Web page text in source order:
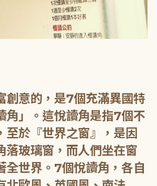
創意的，是7個充滿異國特
角」。這悅讀角是指7個不
至於『世界之窗』，是因
落玻璃窗，而人們坐在窗
全世界。7個悅讀角，各自